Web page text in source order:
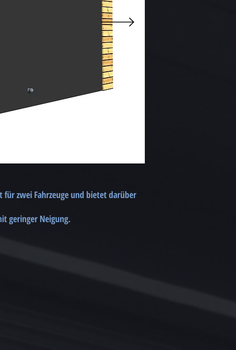
für zwei Fahrzeuge und bietet darüber
geringer Neigung.